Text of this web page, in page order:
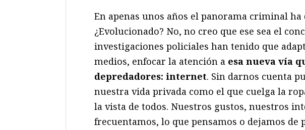
En apenas unos años el panorama criminal ha
¿Evolucionado? No, no creo que ese sea el
investigaciones policiales han tenido que
medios, enfocar la atención a esa nueva vía
depredadores: internet. Sin darnos cuenta
nuestra vida privada como el que cuelga la
la vista de todos. Nuestros gustos, nuestros
frecuentamos, lo que pensamos o dejamos de